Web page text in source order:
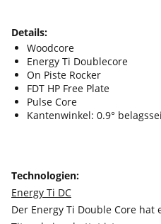
Details:
Woodcore
Energy Ti Doublecore
On Piste Rocker
FDT HP Free Plate
Pulse Core
Kantenwinkel: 0.9°
Technologien:
Energy Ti DC
Der Energy Ti Double Core